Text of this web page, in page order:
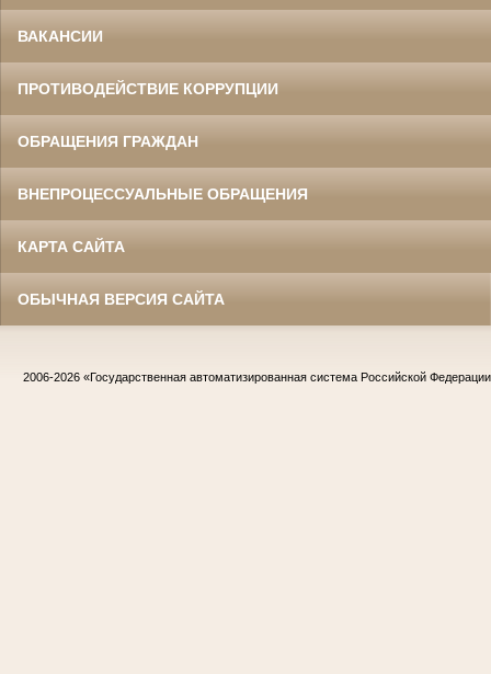
ВАКАНСИИ
ПРОТИВОДЕЙСТВИЕ КОРРУПЦИИ
ОБРАЩЕНИЯ ГРАЖДАН
ВНЕПРОЦЕССУАЛЬНЫЕ ОБРАЩЕНИЯ
КАРТА САЙТА
ОБЫЧНАЯ ВЕРСИЯ САЙТА
2006-2026 «Государственная автоматизированная система Российской